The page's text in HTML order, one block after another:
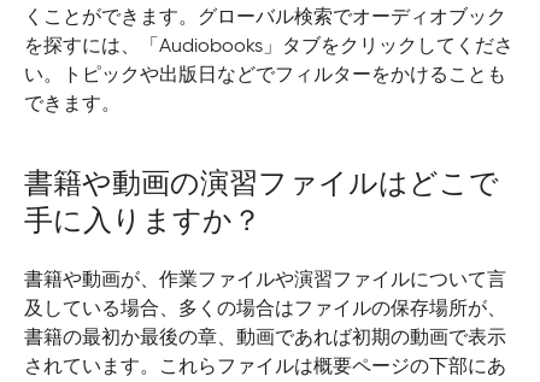
くことができます。グローバル検索でオーディオブック
を探すには、「Audiobooks」タブをクリックしてくださ
い。トピックや出版日などでフィルターをかけることも
できます。
書籍や動画の演習ファイルはどこで
手に入りますか？
書籍や動画が、作業ファイルや演習ファイルについて言
及している場合、多くの場合はファイルの保存場所が、
書籍の最初か最後の章、動画であれば初期の動画で表示
されています。これらファイルは概要ページの下部にあ